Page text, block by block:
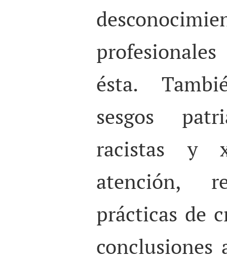
ésta.
sesgos
racistas y
atención,
prácticas de